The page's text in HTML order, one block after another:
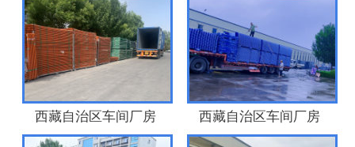
西藏自治区车间厂房 西藏自治区车间厂房